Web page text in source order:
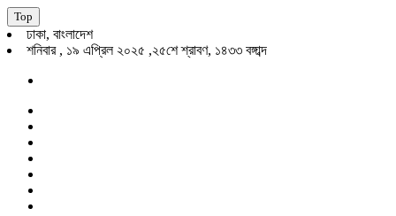
Top
ঢাকা, বাংলাদেশ
শনিবার , ১৯ এপ্রিল ২০২৫ ,২৫শে শ্রাবণ, ১৪৩৩ বঙ্গাব্দ